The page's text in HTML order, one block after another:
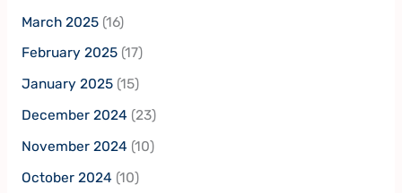
March 2025(16)
February 2025(17)
January 2025(15)
December 2024 (23)
November 2024 (10)
October 2024 (10)